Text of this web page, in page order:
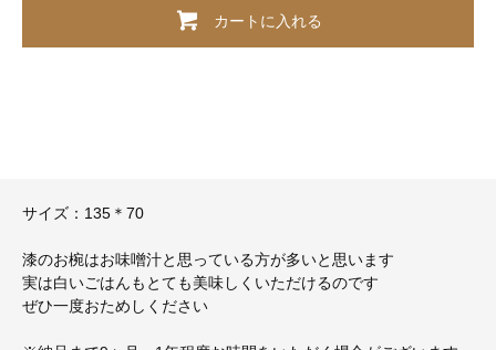
カートに入れる
サイズ：135＊70
漆のお椀はお味噌汁と思っている方が多いと思います
実は白いごはんもとても美味しくいただけるのです
ぜひ一度おためしください